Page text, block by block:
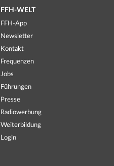
FFH-WELT
FFH-App
Newsletter
Kontakt
Frequenzen
Jobs
Führungen
Presse
Radiowerbung
Weiterbildung
Login